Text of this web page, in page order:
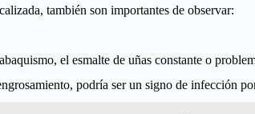
también son importantes de observar:
el esmalte de uñas constante o
podría ser un signo de infección